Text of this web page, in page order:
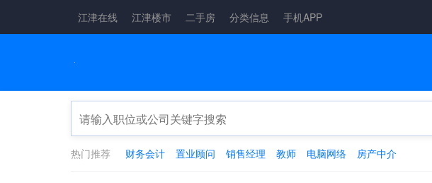
江津在线 江津楼市 二手房 分类信息 手机APP
热门推荐 财务会计 置业顾问 销售经理 教师 电脑网络 房产中介